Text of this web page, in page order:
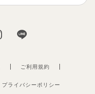
プライバシーポリシー
ご利用規約